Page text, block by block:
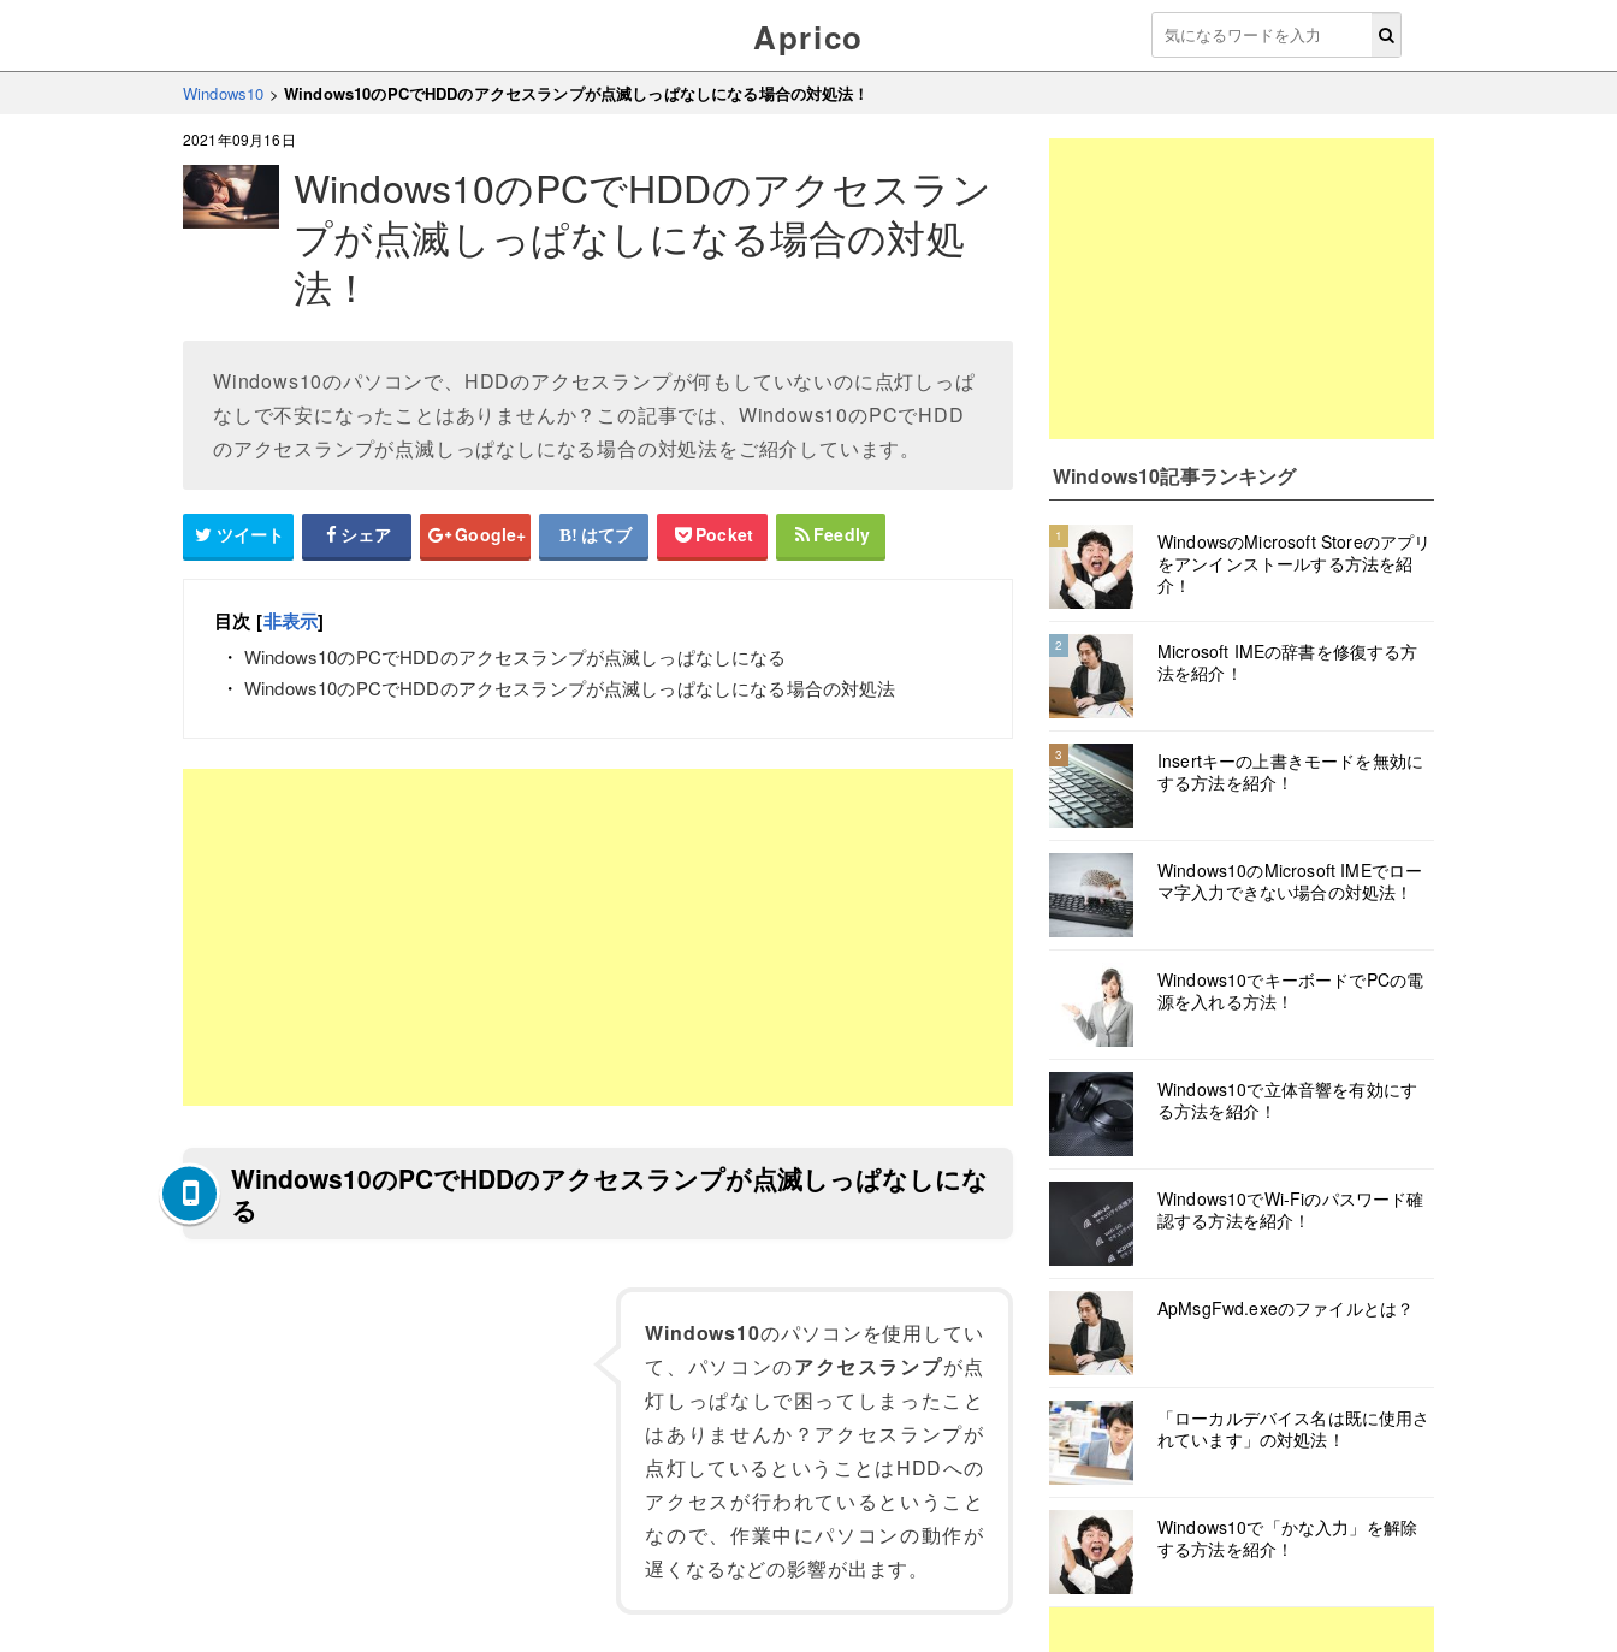
Aprico
Windows10 > Windows10のPCでHDDのアクセスランプが点滅しっぱなしになる場合の対処法！
2021年09月16日
Windows10のPCでHDDのアクセスラン
プが点滅しっぱなしになる場合の対処
法！
Windows10のパソコンで、HDDのアクセスランプが何もしていないのに点灯しっぱ
なしで不安になったことはありませんか？この記事では、Windows10のPCでHDD
のアクセスランプが点滅しっぱなしになる場合の対処法をご紹介しています。
ツイート シェア Google+ はてブ Pocket Feedly
目次 [非表示]
Windows10のPCでHDDのアクセスランプが点滅しっぱなしになる
Windows10のPCでHDDのアクセスランプが点滅しっぱなしになる場合の対処法
Windows10のPCでHDDのアクセスランプが点滅しっぱなしにな
る
Windows10のパソコンを使用してい
て、パソコンのアクセスランプが点
灯しっぱなしで困ってしまったこと
はありませんか？アクセスランプが
点灯しているということはHDDへの
アクセスが行われているということ
なので、作業中にパソコンの動作が
遅くなるなどの影響が出ます。
Windows10記事ランキング
1
WindowsのMicrosoft Storeのアプリ
をアンインストールする方法を紹
介！
2
Microsoft IMEの辞書を修復する方
法を紹介！
3
Insertキーの上書きモードを無効に
する方法を紹介！
Windows10のMicrosoft IMEでロー
マ字入力できない場合の対処法！
Windows10でキーボードでPCの電
源を入れる方法！
Windows10で立体音響を有効にす
る方法を紹介！
Windows10でWi-Fiのパスワード確
認する方法を紹介！
ApMsgFwd.exeのファイルとは？
「ローカルデバイス名は既に使用さ
れています」の対処法！
Windows10で「かな入力」を解除
する方法を紹介！